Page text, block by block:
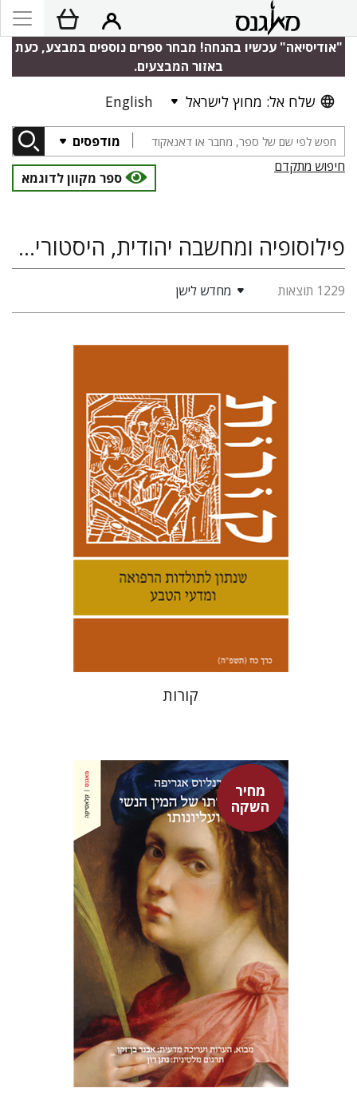
"אודיסיאה" עכשיו בהנחה! מבחר ספרים נוספים במבצע, כעת
באזור המבצעים.
שלח אל: מחוץ לישראל English
מודפסים
חיפוש מתקדם
ספר מקוון לדוגמא
פילוסופיה ומחשבה יהודית, היסטוריה, אירופה, היסטוריה יהודית
1229 תוצאות מחדש לישן
קנת קולינס
הנחת אתר ספר מודפס
$42
$38
קורות
מחיר
השקה
היינריך קורנליוס אגריפה
אבנר בן-זקן
נתן רון
מחיר השקה
$31
$22